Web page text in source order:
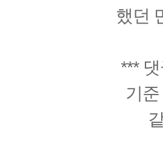
했던
***
기